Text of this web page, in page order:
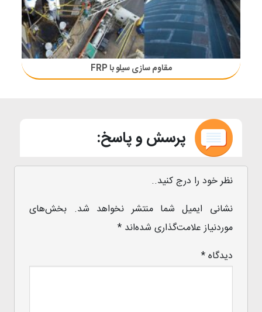
مقاوم سازی سیلو با FRP
پرسش و پاسخ:
نظر خود را درج کنید..
نشانی ایمیل شما منتشر نخواهد شد. بخش‌های
موردنیاز علامت‌گذاری شده‌اند*
دیدگاه*